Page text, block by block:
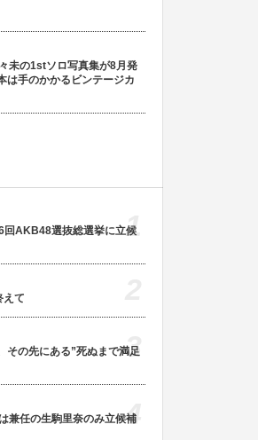
未の1stソロ写真集が8月発
は手のかかるビンテージカ
AKB48選抜総選挙に立候
1
えて
その先にある”死ぬまで満足
3
兼任の生駒里奈のみ立候補
4